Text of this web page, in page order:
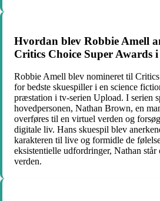
Hvordan blev Robbie Amell
Critics Choice Super Awards i
Robbie Amell blev nomineret til
for bedste skuespiller i en science
præstation i tv-serien Upload. I serien
hovedpersonen, Nathan Brown, en
overføres til en virtuel verden og
digitale liv. Hans skuespil blev
karakteren til live og formidle de
eksistentielle udfordringer, Nathan
verden.